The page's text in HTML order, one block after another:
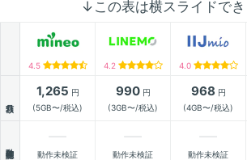
↓この表は横スライドでき
4.5 4.2 4.0
1,265 円
(5GB〜/税込)
990円
(3GB〜/税込)
968 円
(4GB〜/税込)
動作未検証 動作未検証 動作未検証